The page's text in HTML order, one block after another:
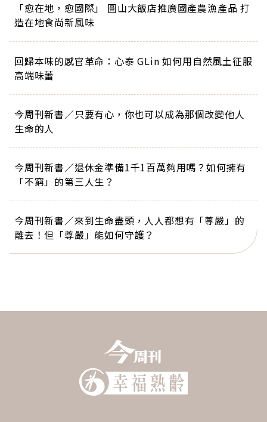
「愈在地，愈國際」 圓山大飯店推廣國產農漁產品 打
造在地食尚新風味
回歸本味的感官革命：心泰 GLin 如何用自然風土征服
高端味蕾
今周刊新書／只要有心，你也可以成為那個改變他人
生命的人
今周刊新書／退休金準備1千1百萬夠用嗎？如何擁有
「不窮」的第三人生？
今周刊新書／來到生命盡頭，人人都想有「尊嚴」的
離去！但「尊嚴」能如何守護？